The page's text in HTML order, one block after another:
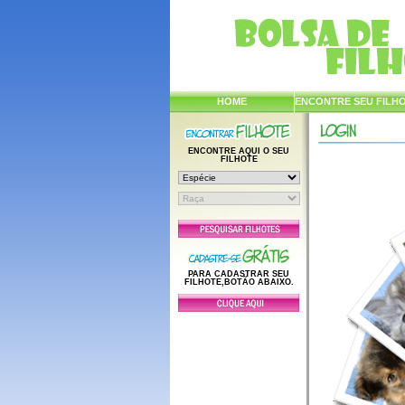
HOME ENCONTRE SEU
ENCONTRE AQUI O SEU
FILHOTE
PARA CADASTRAR SEU
FILHOTE,BOTÃO ABAIXO.